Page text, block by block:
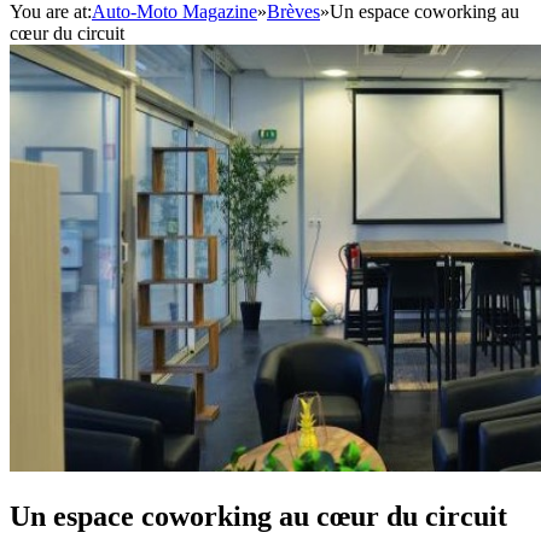
You are at:Auto-Moto Magazine»Brèves»Un espace coworking au
cœur du circuit
Un espace coworking au cœur du circuit